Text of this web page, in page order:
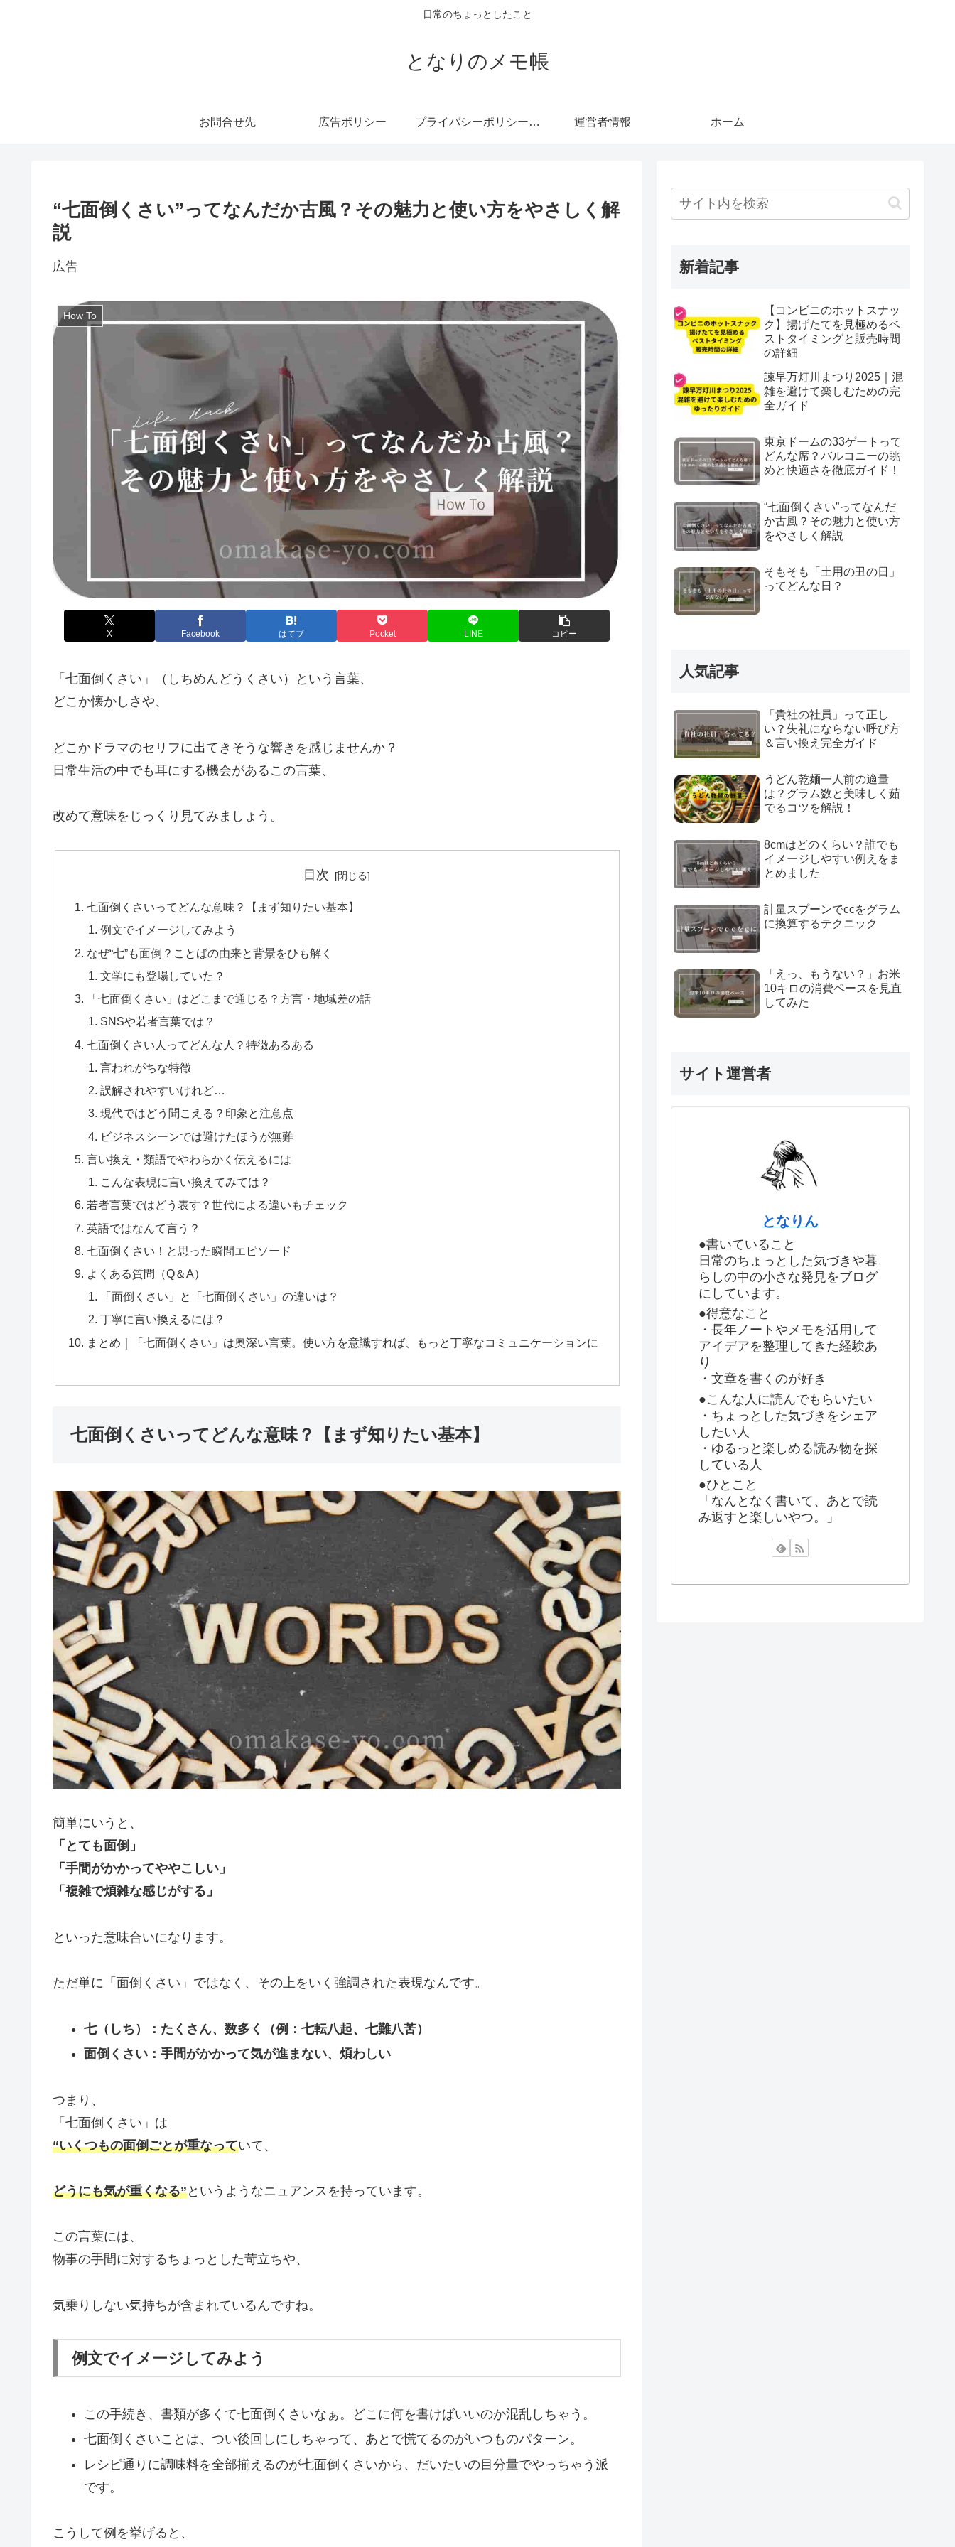
日常のちょっとしたこと
となりのメモ帳
お問合せ先 広告ポリシー プライバシーポリシー・免責事項 運営者情報 ホーム
“七面倒くさい”ってなんだか古風？その魅力と使い方をやさしく解
説
広告
How To
X Facebook はてブ Pocket LINE コピー
「七面倒くさい」（しちめんどうくさい）という言葉、
どこか懐かしさや、
どこかドラマのセリフに出てきそうな響きを感じませんか？
日常生活の中でも耳にする機会があるこの言葉、
改めて意味をじっくり見てみましょう。
目次
七面倒くさいってどんな意味？【まず知りたい基本】
例文でイメージしてみよう
なぜ“七”も面倒？ことばの由来と背景をひも解く
文学にも登場していた？
「七面倒くさい」はどこまで通じる？方言・地域差の話
SNSや若者言葉では？
七面倒くさい人ってどんな人？特徴あるある
言われがちな特徴
誤解されやすいけれど…
現代ではどう聞こえる？印象と注意点
ビジネスシーンでは避けたほうが無難
言い換え・類語でやわらかく伝えるには
こんな表現に言い換えてみては？
若者言葉ではどう表す？世代による違いもチェック
英語ではなんて言う？
七面倒くさい！と思った瞬間エピソード
よくある質問（Q＆A）
「面倒くさい」と「七面倒くさい」の違いは？
丁寧に言い換えるには？
まとめ｜「七面倒くさい」は奥深い言葉。使い方を意識すれば、もっと丁寧なコミュニケーションに
七面倒くさいってどんな意味？【まず知りたい基本】
簡単にいうと、
「とても面倒」
「手間がかかってややこしい」
「複雑で煩雑な感じがする」
といった意味合いになります。
ただ単に「面倒くさい」ではなく、その上をいく強調された表現なんです。
七（しち）：たくさん、数多く（例：七転八起、七難八苦）
面倒くさい：手間がかかって気が進まない、煩わしい
つまり、
「七面倒くさい」は
“いくつもの面倒ごとが重なっていて、
どうにも気が重くなる”というようなニュアンスを持っています。
この言葉には、
物事の手間に対するちょっとした苛立ちや、
気乗りしない気持ちが含まれているんですね。
例文でイメージしてみよう
この手続き、書類が多くて七面倒くさいなぁ。どこに何を書けばいいのか混乱しちゃう。
七面倒くさいことは、つい後回しにしちゃって、あとで慌てるのがいつものパターン。
レシピ通りに調味料を全部揃えるのが七面倒くさいから、だいたいの目分量でやっちゃう派
です。
こうして例を挙げると、
新着記事
【コンビニのホットスナッ
ク】揚げたてを見極めるベ
ストタイミングと販売時間
の詳細
諫早万灯川まつり2025｜混
雑を避けて楽しむための完
全ガイド
東京ドームの33ゲートって
どんな席？バルコニーの眺
めと快適さを徹底ガイド！
“七面倒くさい”ってなんだ
か古風？その魅力と使い方
をやさしく解説
そもそも「土用の丑の日」
ってどんな日？
人気記事
「貴社の社員」って正し
い？失礼にならない呼び方
＆言い換え完全ガイド
うどん乾麺一人前の適量
は？グラム数と美味しく茹
でるコツを解説！
8cmはどのくらい？誰でも
イメージしやすい例えをま
とめました
計量スプーンでccをグラム
に換算するテクニック
「えっ、もうない？」お米
10キロの消費ペースを見直
してみた
サイト運営者
となりん
●書いていること
日常のちょっとした気づきや暮
らしの中の小さな発見をブログ
にしています。
●得意なこと
・長年ノートやメモを活用して
アイデアを整理してきた経験あ
り
・文章を書くのが好き
●こんな人に読んでもらいたい
・ちょっとした気づきをシェア
したい人
・ゆるっと楽しめる読み物を探
している人
●ひとこと
「なんとなく書いて、あとで読
み返すと楽しいやつ。」